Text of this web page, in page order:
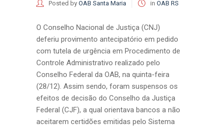
Posted by OAB Santa Maria in OAB RS
O Conselho Nacional de Justiça (CNJ)
deferiu provimento antecipatório em pedido
com tutela de urgência em Procedimento de
Controle Administrativo realizado pelo
Conselho Federal da OAB, na quinta-feira
(28/12). Assim sendo, foram suspensos os
efeitos de decisão do Conselho da Justiça
Federal (CJF), a qual orientava bancos a não
aceitarem certidões emitidas pelo Sistema